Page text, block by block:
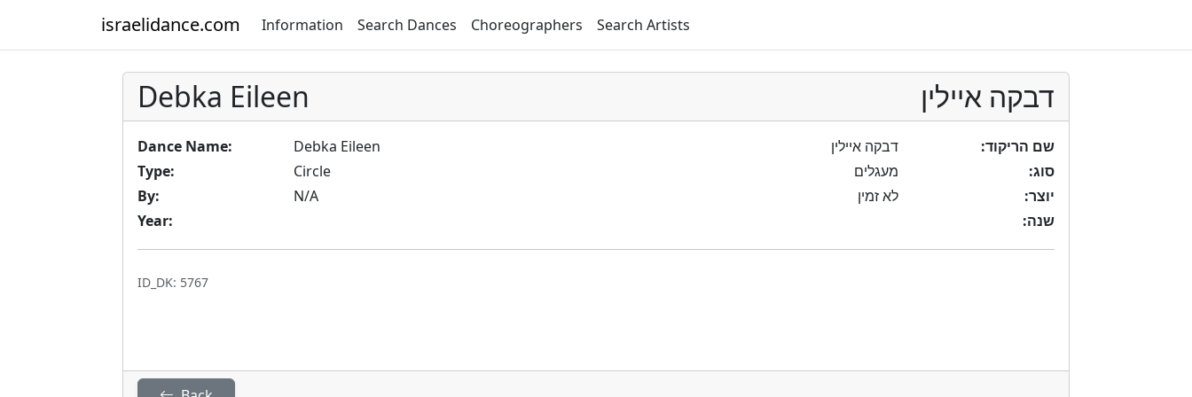
israelidance.com Information Search Dances Choreographers Search Artists
Debka Eileen דבקה איילין
Dance Name:
Debka Eileen
Type:
Circle
By:
N/A
Year:
שם הריקוד:
דבקה איילין
סוג:
מעגלים
יוצר:
לא זמין
שנה:
ID_DK: 5767